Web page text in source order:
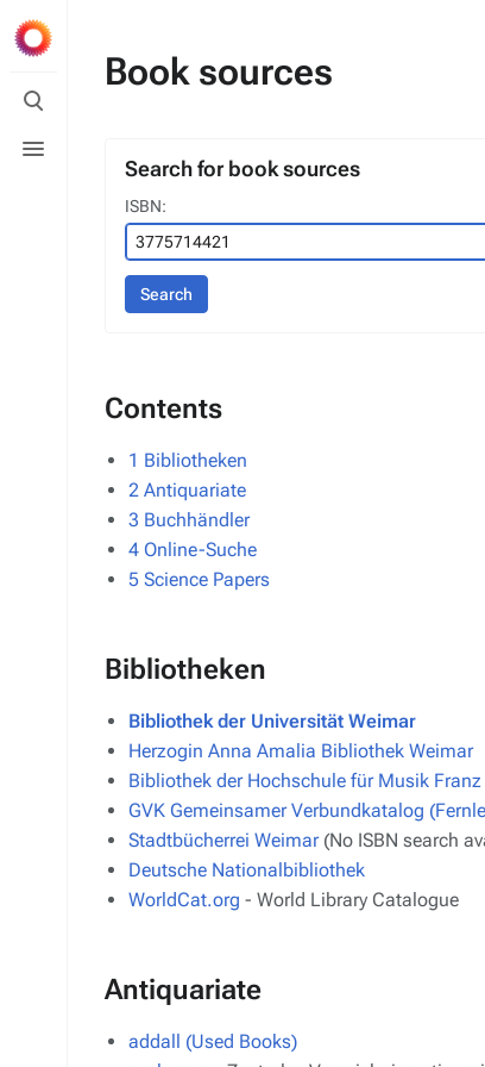
Toggle
search
menu
Book sources
Search for book sources
ISBN:
Search
Contents
1 Bibliotheken
2 Antiquariate
3 Buchhändler
4 Online-Suche
5 Science Papers
Bibliotheken
Bibliothek der Universität Weimar
Herzogin Anna Amalia Bibliothek Weimar
Bibliothek der Hochschule für Musik
GVK Gemeinsamer Verbundkatalog
Stadtbücherrei Weimar(No ISBN search
Deutsche Nationalbibliothek
WorldCat.org - World Library Catalogue
Antiquariate
addall (Used Books)